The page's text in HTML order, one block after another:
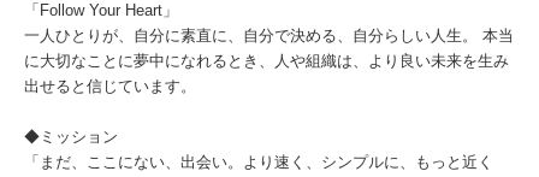
「Follow Your Heart」
一人ひとりが、自分に素直に、自分で決める、自分らしい人生。 本当
に大切なことに夢中になれるとき、人や組織は、より良い未来を生み
出せると信じています。
◆ミッション
「まだ、ここにない、出会い。より速く、シンプルに、もっと近く